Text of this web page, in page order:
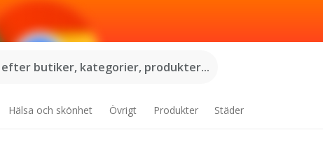
efter butiker, kategorier, produkter...
Hälsa och skönhet Övrigt Produkter Städer